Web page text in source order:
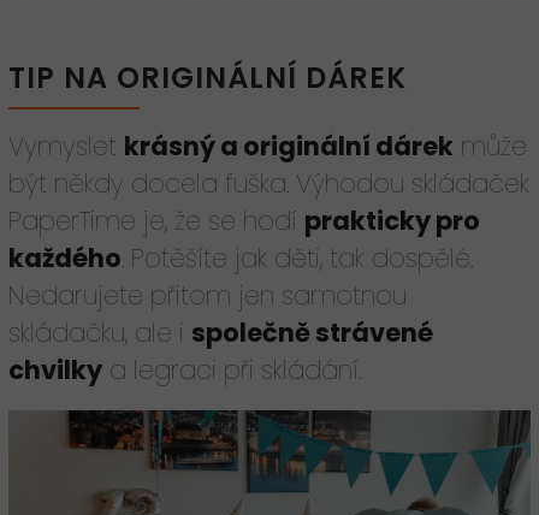
TIP NA ORIGINÁLNÍ DÁREK
Vymyslet krásný a originální dárek může
být někdy docela fuška. Výhodou skládaček
PaperTime je, že se hodí prakticky pro
každého. Potěšíte jak děti, tak dospělé.
Nedarujete přitom jen samotnou
skládačku, ale i společně strávené
chvilky a legraci při skládání.